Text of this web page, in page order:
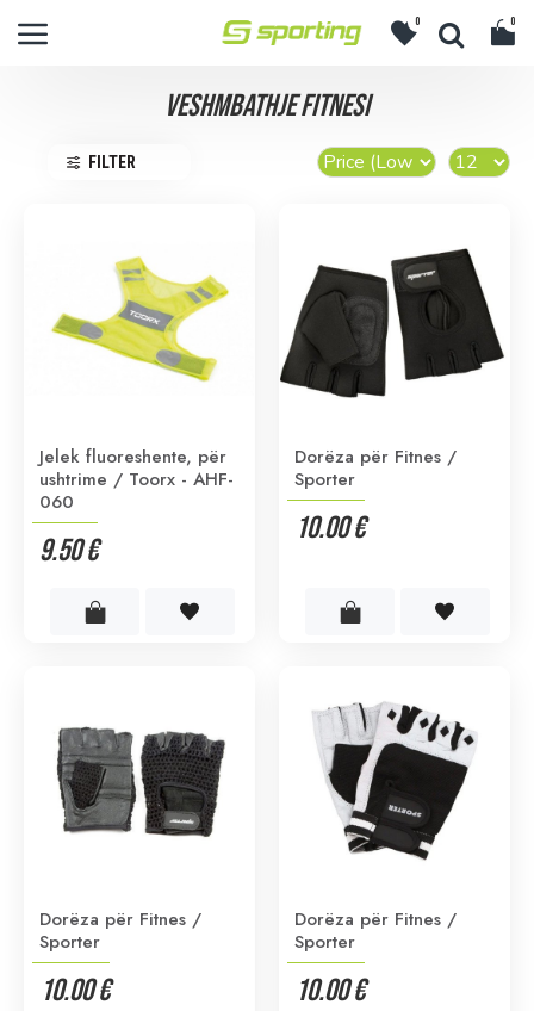
0 0
VESHMBATHJE FITNESI
FILTER
Jelek fluoreshente, për
ushtrime / Toorx - AHF-
060
9.50 €
Dorëza për Fitnes /
Sporter
10.00 €
Dorëza për Fitnes /
Sporter
10.00 €
Dorëza për Fitnes /
Sporter
10.00 €